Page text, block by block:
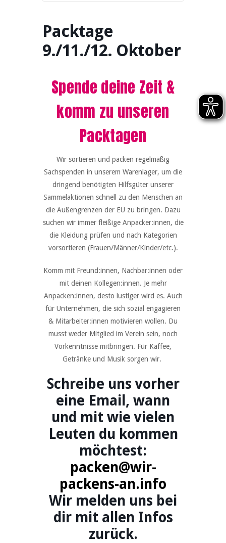
Packtage
9./11./12. Oktober
Spende deine Zeit &
komm zu unseren
Packtagen
Wir sortieren und packen regelmäßig
Sachspenden in unserem Warenlager, um die
dringend benötigten Hilfsgüter unserer
Sammelaktionen schnell zu den Menschen an
die Außengrenzen der EU zu bringen. Dazu
suchen wir immer fleißige Anpacker:innen, die
die Kleidung prüfen und nach Kategorien
vorsortieren (Frauen/Männer/Kinder/etc.).
Komm mit Freund:innen, Nachbar:innen oder
mit deinen Kollegen:innen. Je mehr
Anpacken:innen, desto lustiger wird es. Auch
für Unternehmen, die sich sozial engagieren
& Mitarbeiter:innen motivieren wollen. Du
musst weder Mitglied im Verein sein, noch
Vorkenntnisse mitbringen. Für Kaffee,
Getränke und Musik sorgen wir.
Schreibe uns vorher
eine Email, wann
und mit wie vielen
Leuten du kommen
möchtest:
packen@wir-
packens-an.info
Wir melden uns bei
dir mit allen Infos
zurück.